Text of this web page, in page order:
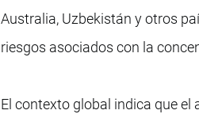
Australia, Uzbekistán y otros
riesgos asociados con la
El contexto global indica que